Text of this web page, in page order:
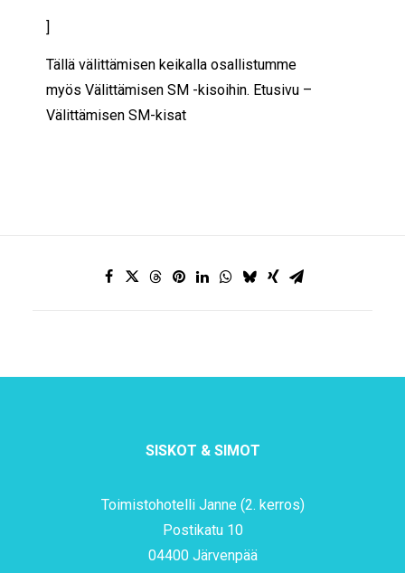
]
Tällä välittämisen keikalla osallistumme
myös Välittämisen SM -kisoihin. Etusivu –
Välittämisen SM-kisat
SISKOT & SIMOT
Toimistohotelli Janne (2. kerros)
Postikatu 10
04400 Järvenpää